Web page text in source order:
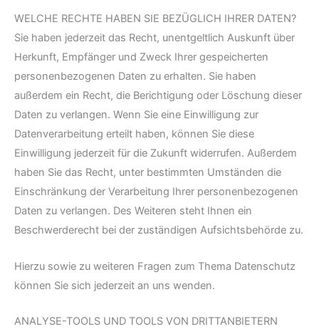
WELCHE RECHTE HABEN SIE BEZÜGLICH IHRER DATEN?
Sie haben jederzeit das Recht, unentgeltlich Auskunft über
Herkunft, Empfänger und Zweck Ihrer gespeicherten
personenbezogenen Daten zu erhalten. Sie haben
außerdem ein Recht, die Berichtigung oder Löschung dieser
Daten zu verlangen. Wenn Sie eine Einwilligung zur
Datenverarbeitung erteilt haben, können Sie diese
Einwilligung jederzeit für die Zukunft widerrufen. Außerdem
haben Sie das Recht, unter bestimmten Umständen die
Einschränkung der Verarbeitung Ihrer personenbezogenen
Daten zu verlangen. Des Weiteren steht Ihnen ein
Beschwerderecht bei der zuständigen Aufsichtsbehörde zu.
Hierzu sowie zu weiteren Fragen zum Thema Datenschutz
können Sie sich jederzeit an uns wenden.
ANALYSE-TOOLS UND TOOLS VON DRITT­ANBIETERN